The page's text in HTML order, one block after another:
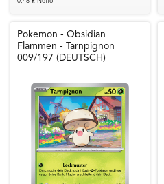
Pokemon - Obsidian
Flammen - Tarnpignon
009/197 (DEUTSCH)